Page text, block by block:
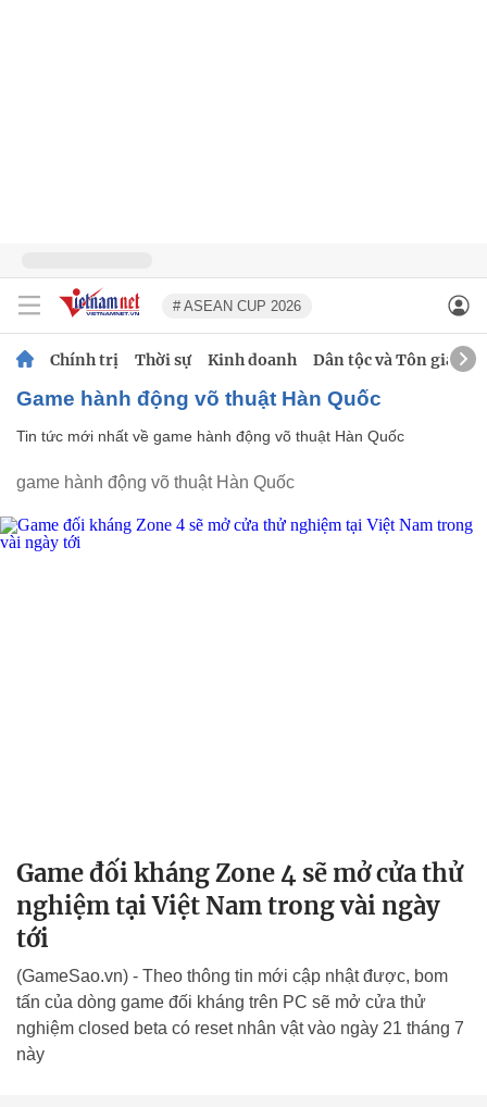
# ASEAN CUP 2026
Chính trị Thời sự Kinh doanh Dân tộc và Tôn giáo
game hành động võ thuật Hàn Quốc
Tin tức mới nhất về game hành động võ thuật Hàn Quốc
game hành động võ thuật Hàn Quốc
Game đối kháng Zone 4 sẽ mở cửa thử
nghiệm tại Việt Nam trong vài ngày
tới
(GameSao.vn) - Theo thông tin mới cập nhật được, bom
tấn của dòng game đối kháng trên PC sẽ mở cửa thử
nghiệm closed beta có reset nhân vật vào ngày 21 tháng 7
này